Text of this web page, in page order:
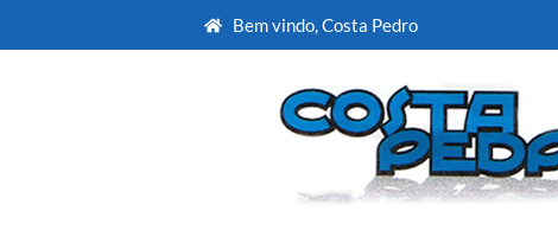
Bem vindo, Costa Pedro